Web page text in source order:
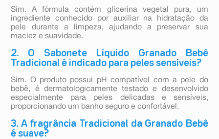
Sim. A fórmula contém glicerina vegetal pura, um
ingrediente conhecido por auxiliar na hidratação da
pele durante a limpeza, ajudando a preservar sua
maciez e suavidade.
2. O Sabonete Líquido Granado Bebê
Tradicional é indicado para peles sensíveis?
Sim. O produto possui pH compatível com a pele do
bebê, é dermatologicamente testado e desenvolvido
especialmente para peles delicadas e sensíveis,
proporcionando um banho seguro e confortável.
3. A fragrância Tradicional da Granado Bebê
é suave?